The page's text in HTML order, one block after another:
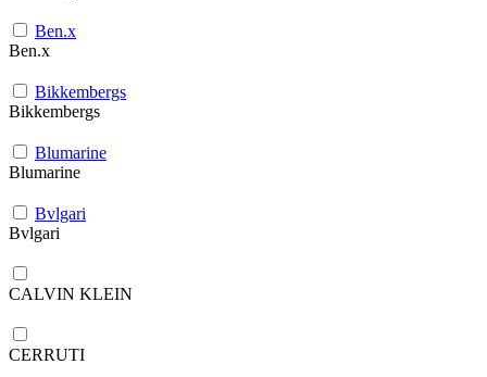
Ben.x
Ben.x
Bikkembergs
Bikkembergs
Blumarine
Blumarine
Bvlgari
Bvlgari
CALVIN KLEIN
CERRUTI